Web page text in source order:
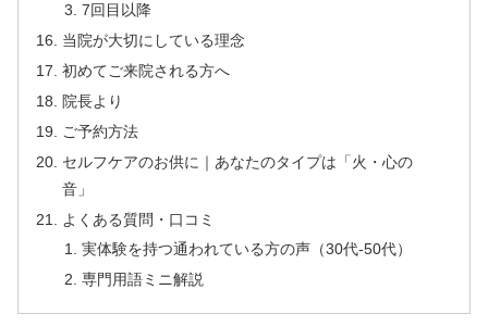
7回目以降
当院が大切にしている理念
初めてご来院される方へ
院長より
ご予約方法
セルフケアのお供に｜あなたのタイプは「火・心の
音」
よくある質問・口コミ
実体験を持つ通われている方の声（30代-50代）
専門用語ミニ解説